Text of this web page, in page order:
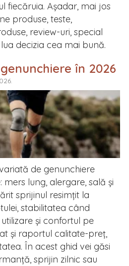
fiecăruia. Așadar, mai jos
produse, teste,
review-uri, special
decizia cea mai bună.
în 2026
de genunchiere
lung, alergare, sală și
sprijinul resimțit la
stabilitatea când
și confortul pe
și raportul calitate-preț,
În acest ghid vei găsi
sprijin zilnic sau